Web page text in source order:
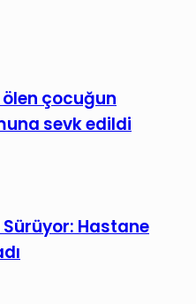
ölen çocuğun
sevk edildi
Sürüyor: Hastane